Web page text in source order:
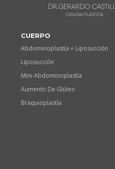
CUERPO
Abdominoplastía + Liposucción
Liposucción
Mini-Abdominoplastía
Aumento De Glúteo
Braquioplastía